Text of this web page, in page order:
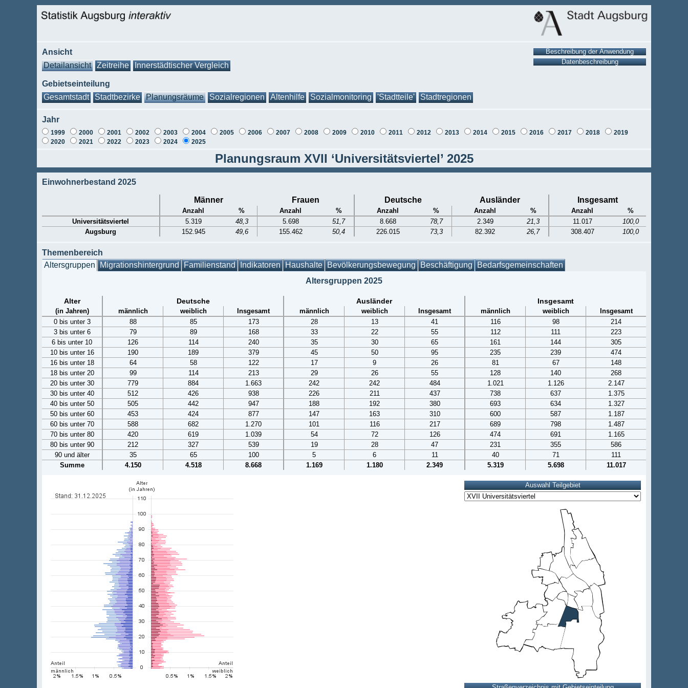
Ansicht
Detailansicht
Zeitreihe Innerstädtischer Vergleich
Gebietseinteilung
Gesamtstadt
Stadtbezirke Planungsräume Sozialregionen Altenhilfe Sozialmonitoring 'Stadtteile' Stadtregionen
Jahr
1999 2000 2001 2002 2003 2004 2005 2006 2007 2008 2009 2010 2011 2012 2013 2014 2015 2016 2017 2018
2019
2020
2021 2022 2023 2024 2025
Planungsraum XVII ‘Universitätsviertel’ 2025
Einwohnerbestand 2025
Männer Frauen Deutsche Ausländer Insgesamt
Anzahl % Anzahl % Anzahl % Anzahl % Anzahl
%
Universitätsviertel
5.319 48,3 5.698 51,7 8.668 78,7 2.349 21,3 11.017
100,0
Augsburg
152.945 49,6 155.462 50,4 226.015 73,3 82.392 26,7 308.407 100,0
Themenbereich
Altersgruppen Migrationshintergrund Familienstand Indikatoren Haushalte Bevölkerungsbewegung Beschäftigung Bedarfsgemeinschaften
Altersgruppen 2025
Alter Deutsche Ausländer Insgesamt
(in Jahren) männlich weiblich Insgesamt männlich weiblich Insgesamt männlich weiblich
Insgesamt
0 bis unter 3
88 85 173 28 13 41 116 98
214
3 bis unter 6
79 89 168 33 22 55 112 111
223
6 bis unter 10
126 114 240 35 30 65 161 144
305
10 bis unter 16
190 189 379 45 50 95 235 239
474
16 bis unter 18
64 58 122 17 9 26 81 67
148
18 bis unter 20
99 114 213 29 26 55 128 140
268
20 bis unter 30
779 884 1.663 242 242 484 1.021 1.126
2.147
30 bis unter 40
512 426 938 226 211 437 738 637
1.375
40 bis unter 50
505 442 947 188 192 380 693 634
1.327
50 bis unter 60
453 424 877 147 163 310 600 587
1.187
60 bis unter 70
588 682 1.270 101 116 217 689 798
1.487
70 bis unter 80
420 619 1.039 54 72 126 474 691
1.165
80 bis unter 90
212 327 539 19 28 47 231 355
586
90 und älter
35 65 100 5 6 11 40 71
111
Summe
4.150 4.518 8.668 1.169 1.180 2.349 5.319 5.698 11.017